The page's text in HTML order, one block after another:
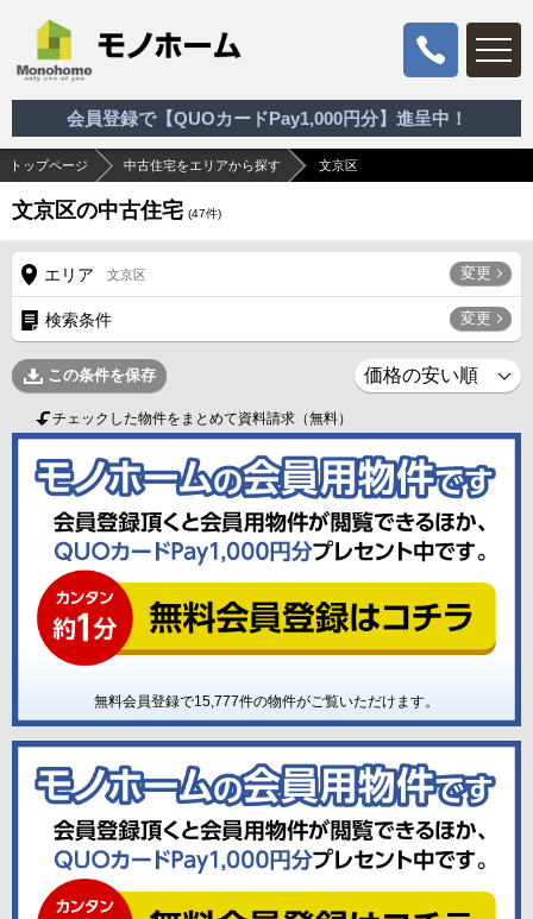
会員登録で【QUOカードPay1,000円分】進呈中！
トップページ 中古住宅をエリアから探す 文京区
文京区の中古住宅 (47件)
エリア 文京区 変更
検索条件 変更
この条件を保存
チェックした物件をまとめて資料請求（無料）
無料会員登録で15,777件の物件がご覧いただけます。